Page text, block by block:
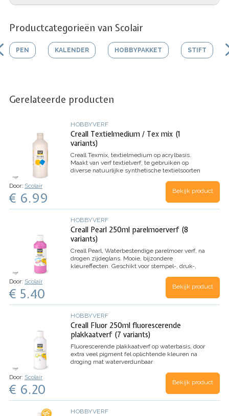
Productcategorieën van Scolair
PEN KALENDER HOBBYPAKKET STIFT
Gerelateerde producten
HOBBYVERF
Creall Textielmedium / Tex mix (1
variants)
Creall Texmix, textielmedium op acrylbasis.
Maakt van verf textielverf, te gebruiken op
diverse natuurlijke synthetische textielsoorten
Mengverhouding: 1 deel
HELAAS IS DE
1000ML NIET MEER LEVERBAAR !
Door: Scolair
€ 6.99 Bekijk product
HOBBYVERF
Creall Pearl 250ml parelmoerverf (8
variants)
Creall Pearl, Waterbestendige parelmoer verf, na
drogen zijdeglans. Mooie, bijzondere
kleureffecten. Geschikt voor stempel-, druk-,
Door: Scolair
€ 5.40 Bekijk product
HOBBYVERF
Creall Fluor 250ml fluorescerende
plakkaatverf (7 variants)
Fluorescerende plakkaatverf op waterbasis, door
extra veel pigment fel oplichtende kleuren na
droging mat waterverdunbaar
Door: Scolair
€ 6.20 Bekijk product
HOBBYVERF